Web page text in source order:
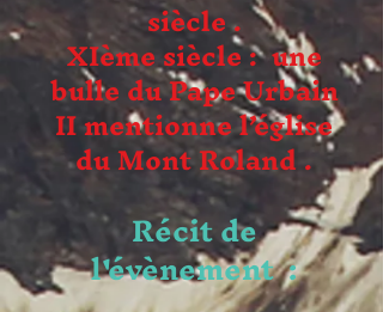
siècle .
XIème siècle : une
bulle du Pape Urbain
II mentionne l’église
du Mont Roland .
Récit de
l'évènement: